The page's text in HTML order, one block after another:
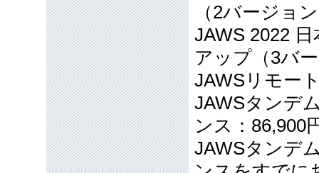
（2バージョ
JAWS 2022
アップ（3バ
JAWSリモー
JAWSタンデ
ンス：86,900
JAWSタンデ